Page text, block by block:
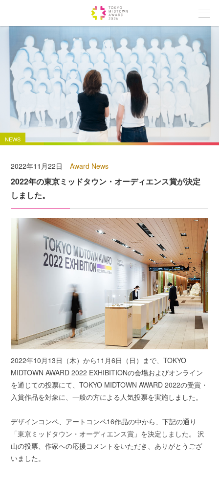
NEWS
2022年11月22日 Award News
2022年の東京ミッドタウン・オーディエンス賞が決定
しました。
2022年10月13日（木）から11月6日（日）まで、TOKYO
MIDTOWN AWARD 2022 EXHIBITIONの会場およびオンライン
を通じての投票にて、TOKYO MIDTOWN AWARD 2022の受賞・
入賞作品を対象に、一般の方による人気投票を実施しました。
デザインコンペ、アートコンペ16作品の中から、下記の通り
「東京ミッドタウン・オーディエンス賞」を決定しました。 沢
山の投票、作家への応援コメントをいただき、ありがとうござ
いました。